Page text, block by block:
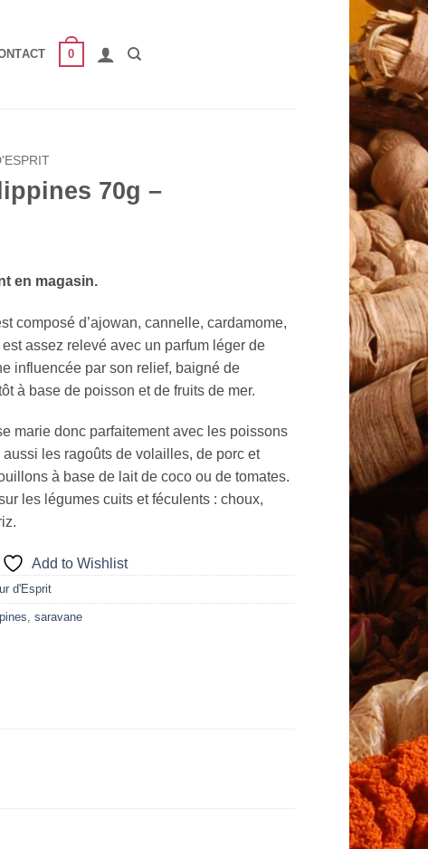
0
70g –
en magasin.
composé d’ajowan, cannelle, cardamome,
assez relevé avec un parfum léger de
influencée par son relief, baigné de
à base de poisson et de fruits de mer.
marie donc parfaitement avec les poissons
les ragoûts de volailles, de porc et
à base de lait de coco ou de tomates.
les légumes cuits et féculents : choux,
Add to Wishlist
d'Esprit
, saravane